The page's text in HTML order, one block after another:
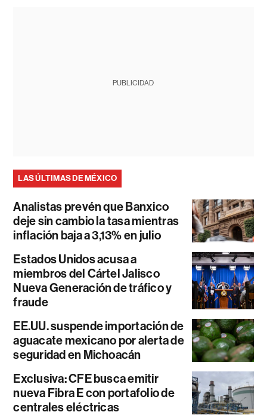
PUBLICIDAD
LAS ÚLTIMAS DE MÉXICO
Analistas prevén que Banxico
deje sin cambio la tasa mientras
inflación baja a 3,13% en julio
Estados Unidos acusa a
miembros del Cártel Jalisco
Nueva Generación de tráfico y
fraude
EE.UU. suspende importación de
aguacate mexicano por alerta de
seguridad en Michoacán
Exclusiva: CFE busca emitir
nueva Fibra E con portafolio de
centrales eléctricas